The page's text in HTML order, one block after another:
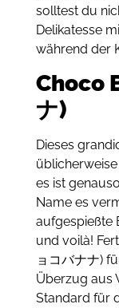
solltest du
Delikatesse
während der
Choco
ナ)
Dieses
es ist
Name es
aufgespießte
und voilà!
ョコバナナ)
Überzug aus
Standard für